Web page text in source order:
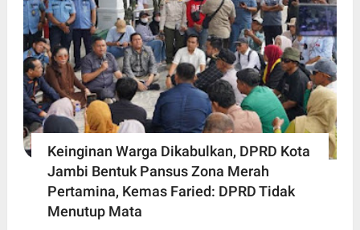
Keinginan Warga Dikabulkan, DPRD Kota
Jambi Bentuk Pansus Zona Merah
Pertamina, Kemas Faried: DPRD Tidak
Menutup Mata